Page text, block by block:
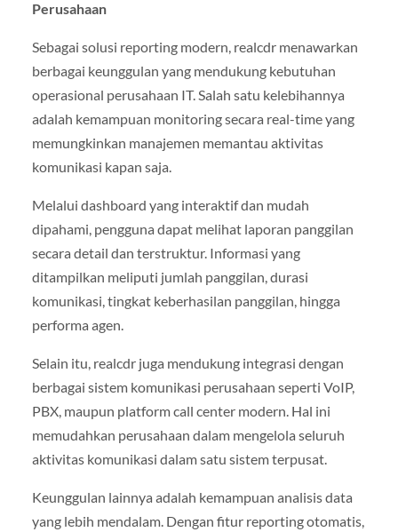
Perusahaan
Sebagai solusi reporting modern, realcdr menawarkan
berbagai keunggulan yang mendukung kebutuhan
operasional perusahaan IT. Salah satu kelebihannya
adalah kemampuan monitoring secara real-time yang
memungkinkan manajemen memantau aktivitas
komunikasi kapan saja.
Melalui dashboard yang interaktif dan mudah
dipahami, pengguna dapat melihat laporan panggilan
secara detail dan terstruktur. Informasi yang
ditampilkan meliputi jumlah panggilan, durasi
komunikasi, tingkat keberhasilan panggilan, hingga
performa agen.
Selain itu, realcdr juga mendukung integrasi dengan
berbagai sistem komunikasi perusahaan seperti VoIP,
PBX, maupun platform call center modern. Hal ini
memudahkan perusahaan dalam mengelola seluruh
aktivitas komunikasi dalam satu sistem terpusat.
Keunggulan lainnya adalah kemampuan analisis data
yang lebih mendalam. Dengan fitur reporting otomatis,